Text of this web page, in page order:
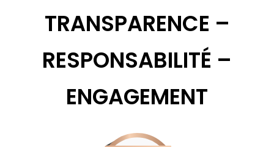
TRANSPARENCE –
RESPONSABILITÉ –
ENGAGEMENT